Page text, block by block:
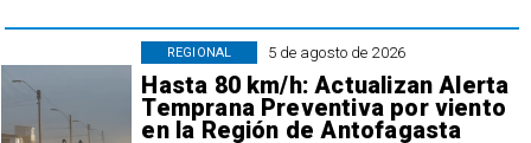
5 de agosto de 2026
Hasta 80 km/h: Actualizan Alerta
Temprana Preventiva por viento
en la Región de Antofagasta
REGIONAL